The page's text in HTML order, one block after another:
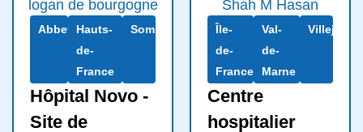
AbbevilleHauts-
de-
France
Somme
Hôpital Novo -
Site de
Île-
de-
France
Val-
de-
Marne
Villejuif
Centre
hospitalier